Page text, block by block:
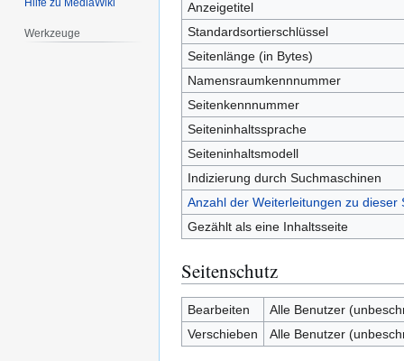
springen
springen
Anzeigetitel
Standardsortierschlüssel
Seitenlänge (in Bytes)
Namensraumkennnummer
Seitenkennnummer
Seiteninhaltssprache
Seiteninhaltsmodell
Indizierung durch Suchmaschinen
Anzahl der Weiterleitungen zu dieser
Gezählt als eine Inhaltsseite
Seitenschutz
Bearbeiten
Alle Benutzer
Verschieben
Alle Benutzer
Werkzeuge